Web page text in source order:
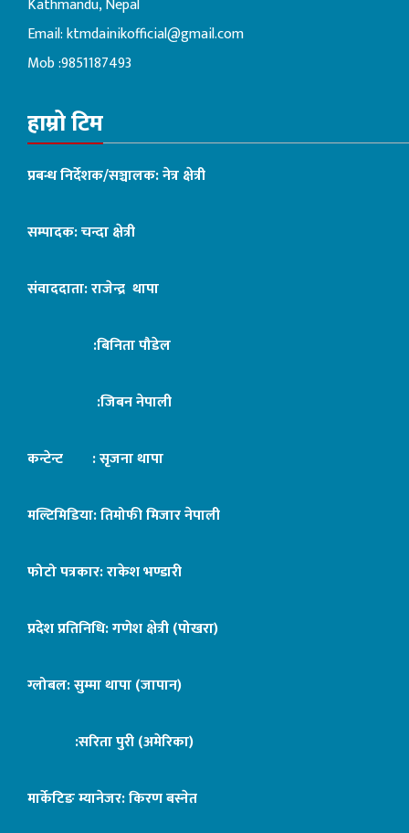
Kathmandu, Nepal
Email:ktmdainikofficial@gmail.com
Mob :9851187493
हाम्रो टिम
प्रबन्ध निर्देशक/सञ्चालक: नेत्र क्षेत्री
सम्पादक: चन्दा क्षेत्री
संवाददाता: राजेन्द्र थापा
:बिनिता पौडेल
:जिबन नेपाली
कन्टेन्ट : सृजना थापा
मल्टिमिडिया: तिमोफी मिजार नेपाली
फोटो पत्रकार: राकेश भण्डारी
प्रदेश प्रतिनिधि: गणेश क्षेत्री (पोखरा)
ग्लोबल: सुम्मा थापा (जापान)
:सरिता पुरी (अमेरिका)
मार्केटिङ म्यानेजर: किरण बस्नेत